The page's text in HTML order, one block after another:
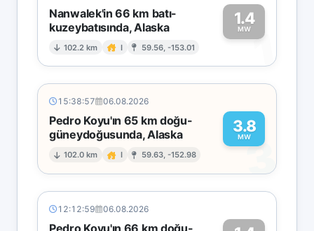
Nanwalek'in 66 km batı-
kuzeybatısında, Alaska
102.2 km I 59.56, -153.01
1.4
MW1
15:38:57 06.08.2026
Pedro Koyu'ın 65 km doğu-
güneydoğusunda, Alaska
102.0 km I 59.63, -152.98
3.8
MW
3
12:12:59 06.08.2026
Pedro Koyu'ın 66 km doğu-